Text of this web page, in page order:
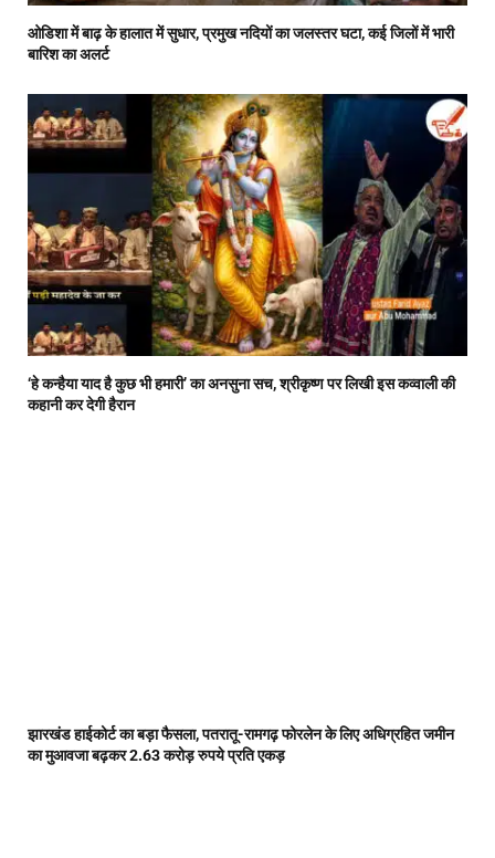
ओडिशा में बाढ़ के हालात में सुधार, प्रमुख नदियों का जलस्तर घटा, कई जिलों में भारी
बारिश का अलर्ट
‘हे कन्हैया याद है कुछ भी हमारी’ का अनसुना सच, श्रीकृष्ण पर लिखी इस कव्वाली की
कहानी कर देगी हैरान
झारखंड हाईकोर्ट का बड़ा फैसला, पतरातू-रामगढ़ फोरलेन के लिए अधिग्रहित जमीन
का मुआवजा बढ़कर 2.63 करोड़ रुपये प्रति एकड़